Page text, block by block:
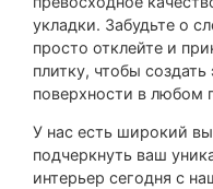
укладки. Забудьте о
просто отклейте и
плитку, чтобы
поверхности в любом
У нас есть широкий
подчеркнуть ваш
интерьер сегодня с